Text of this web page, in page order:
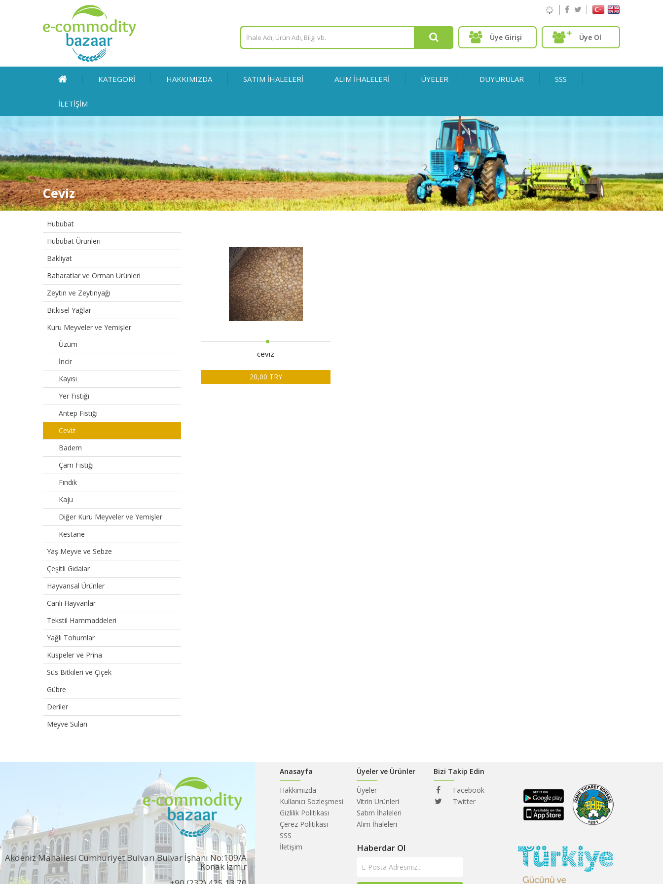
Üye Girişi Üye Ol
KATEGORİ HAKKIMIZDA SATIM İHALELERİ ALIM İHALELERİ ÜYELER DUYURULAR SSS
İLETİŞİM
Ceviz
Hububat
Hububat Ürünleri
Bakliyat
Baharatlar ve Orman Ürünleri
Zeytin ve Zeytinyağı
Bitkisel Yağlar
Kuru Meyveler ve Yemişler
Üzüm
İncir
Kayısı
Yer Fıstığı
Antep Fıstığı
Ceviz
Badem
Çam Fıstığı
Fındık
Kaju
Diğer Kuru Meyveler ve Yemişler
Kestane
Yaş Meyve ve Sebze
Çeşitli Gıdalar
Hayvansal Ürünler
Canlı Hayvanlar
Tekstil Hammaddeleri
Yağlı Tohumlar
Küspeler ve Prina
Süs Bitkileri ve Çiçek
Gübre
Deriler
Meyve Suları
ceviz
20,00 TRY
Akdeniz Mahallesi Cumhuriyet Bulvarı Bulvar İşhanı No:109/A
Konak İzmir
Anasayfa
Hakkımızda
Kullanıcı Sözleşmesi
Gizlilik Politikası
Çerez Politikası
SSS
İletişim
Üyeler ve Ürünler
Üyeler
Vitrin Ürünleri
Satım İhaleleri
Alım İhaleleri
Bizi Takip Edin
Facebook
Twitter
Haberdar Ol